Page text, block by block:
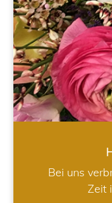
Bei uns
Zeit